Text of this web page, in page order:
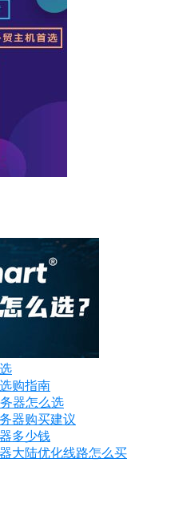
购指南
器怎么选
器购买建议
多少钱
大陆优化线路怎么买